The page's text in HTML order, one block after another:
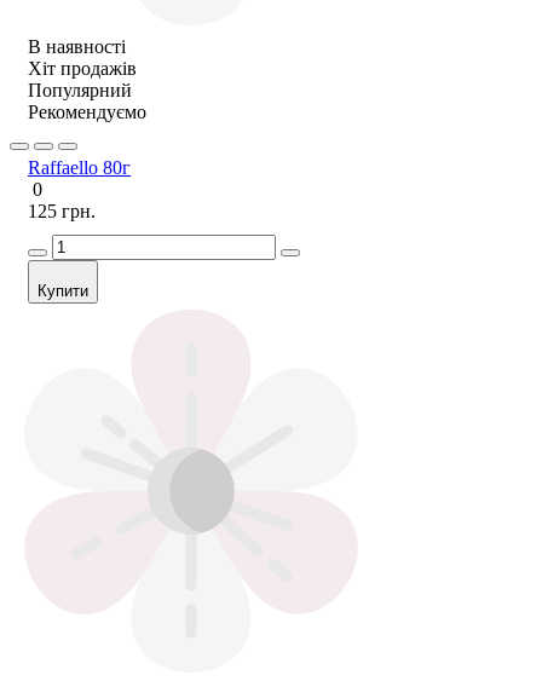
В наявності
Хіт продажів
Популярний
Рекомендуємо
Raffaello 80г
0
125 грн.
Купити